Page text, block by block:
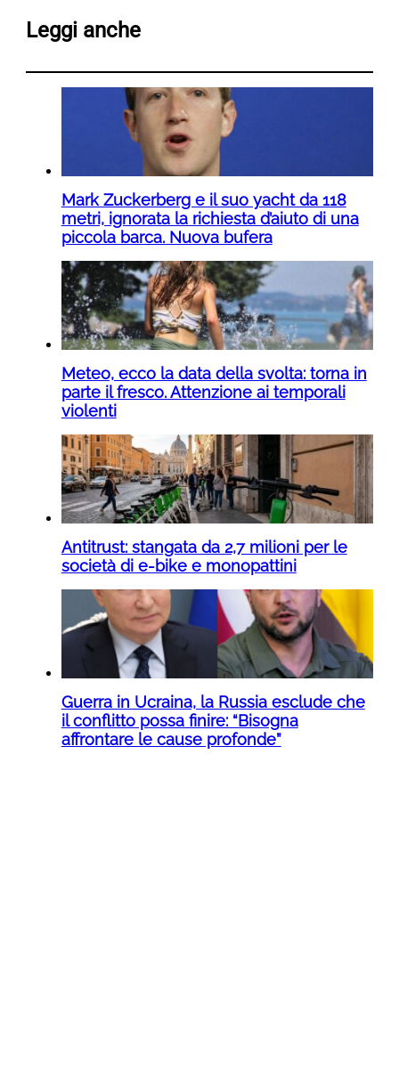
Leggi anche
Mark Zuckerberg e il suo yacht da 118
metri, ignorata la richiesta d’aiuto di una
piccola barca. Nuova bufera
Meteo, ecco la data della svolta: torna in
parte il fresco. Attenzione ai temporali
violenti
Antitrust: stangata da 2,7 milioni per le
società di e-bike e monopattini
Guerra in Ucraina, la Russia esclude che
il conflitto possa finire: “Bisogna
affrontare le cause profonde”